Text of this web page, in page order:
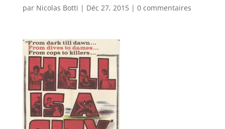
par Nicolas Botti | Déc 27, 2015| 0 commentaires